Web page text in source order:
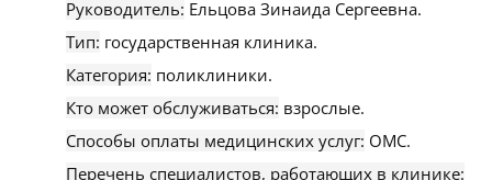
Руководитель: Ельцова Зинаида Сергеевна.
Тип: государственная клиника.
Категория: поликлиники.
Кто может обслуживаться: взрослые.
Способы оплаты медицинских услуг: ОМС.
Перечень специалистов, работающих в клинике: